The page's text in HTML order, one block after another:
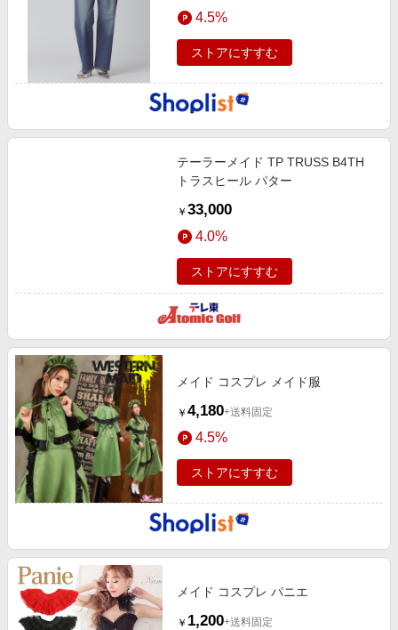
4.5%
ストアにすすむ
テーラーメイド TP TRUSS B4TH
トラスヒール パター
￥ 33,000
4.0%
ストアにすすむ
メイド コスプレ メイド服
￥ 4,180+送料固定
4.5%
ストアにすすむ
メイド コスプレ パニエ
￥ 1,200+送料固定